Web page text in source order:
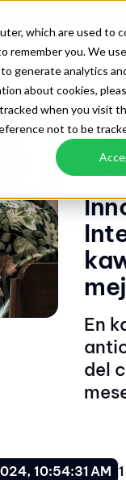
which are used to
remember you. We
generate analytics
about cookies,
when you visit
not to be
En
del
10:54:31 AM